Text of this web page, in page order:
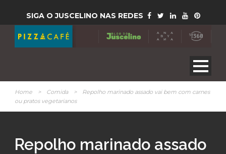
SIGA O JUSCELINO NAS REDES
Home > Comida >
Repolho marinado assado vai bem com carnes
ou pratos vegetarianos
Repolho marinado assado